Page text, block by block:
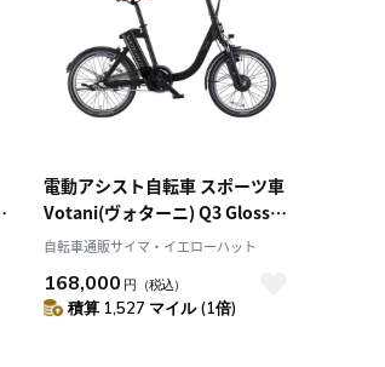
電動アシスト自転車 スポーツ車
Votani(ヴォターニ) Q3 Gloss
Black 20インチ 99.Y0Q64.614
自転車通販サイマ・イエローハット
168,000 円 （税込）
積算 1,527 マイル (1倍)